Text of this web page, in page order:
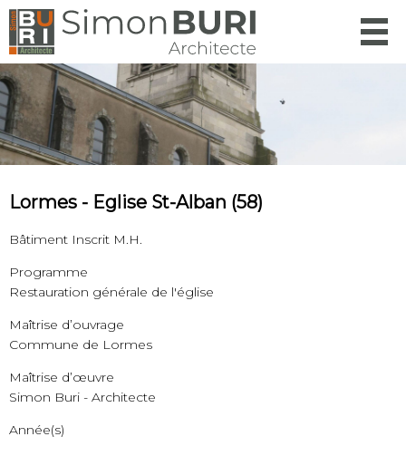
Lormes - Eglise St-Alban (58)
Bâtiment Inscrit M.H.
Programme
Restauration générale de l'église
Maîtrise d’ouvrage
Commune de Lormes
Maîtrise d’œuvre
Simon Buri - Architecte
Année(s)